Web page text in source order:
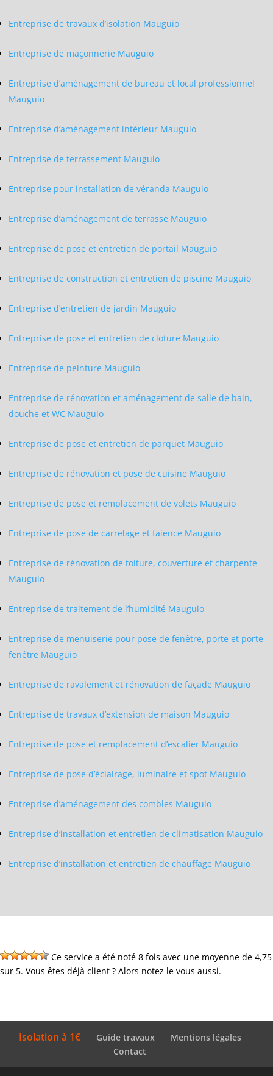
Entreprise de travaux d’isolation Mauguio
Entreprise de maçonnerie Mauguio
Entreprise d’aménagement de bureau et local professionnel
Mauguio
Entreprise d’aménagement intérieur Mauguio
Entreprise de terrassement Mauguio
Entreprise pour installation de véranda Mauguio
Entreprise d’aménagement de terrasse Mauguio
Entreprise de pose et entretien de portail Mauguio
Entreprise de construction et entretien de piscine Mauguio
Entreprise d’entretien de jardin Mauguio
Entreprise de pose et entretien de cloture Mauguio
Entreprise de peinture Mauguio
Entreprise de rénovation et aménagement de salle de bain,
douche et WC Mauguio
Entreprise de pose et entretien de parquet Mauguio
Entreprise de rénovation et pose de cuisine Mauguio
Entreprise de pose et remplacement de volets Mauguio
Entreprise de pose de carrelage et faience Mauguio
Entreprise de rénovation de toiture, couverture et charpente
Mauguio
Entreprise de traitement de l’humidité Mauguio
Entreprise de menuiserie pour pose de fenêtre, porte et porte
fenêtre Mauguio
Entreprise de ravalement et rénovation de façade Mauguio
Entreprise de travaux d’extension de maison Mauguio
Entreprise de pose et remplacement d’escalier Mauguio
Entreprise de pose d’éclairage, luminaire et spot Mauguio
Entreprise d’aménagement des combles Mauguio
Entreprise d’installation et entretien de climatisation Mauguio
Entreprise d’installation et entretien de chauffage Mauguio
Ce service a été noté 8 fois avec une moyenne de 4,75
sur 5. Vous êtes déjà client ? Alors notez le vous aussi.
Isolation à 1€ Guide travaux
Mentions légales
Contact